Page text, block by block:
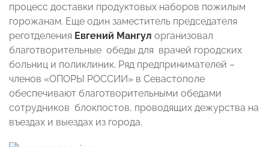
процесс доставки продуктовых наборов пожилым
горожанам. Еще один заместитель председателя
реготделения Евгений Мангул организовал
благотворительные обеды для врачей городских
больниц и поликлиник. Ряд предпринимателей –
членов «ОПОРЫ РОССИИ» в Севастополе
обеспечивают благотворительными обедами
сотрудников блокпостов, проводящих дежурства на
въездах и выездах из города.